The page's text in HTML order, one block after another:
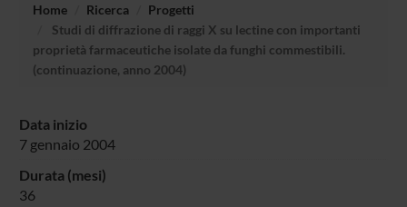
Home Ricerca
Progetti
Studi di diffrazione di raggi X su lectine con importanti
proprietà farmaceutiche isolate da funghi commestibili.
(continuazione, anno 2004)
Data inizio
7 gennaio 2004
Durata (mesi)
36